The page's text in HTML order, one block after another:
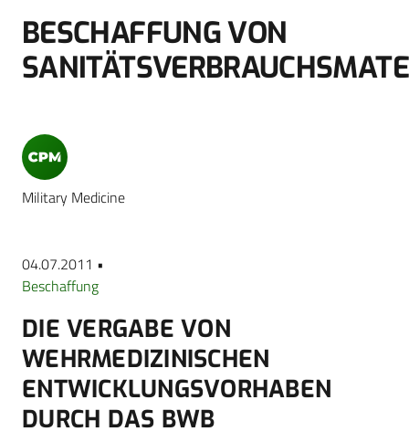
BESCHAFFUNG VON
Military Medicine
04.07.2011 •
Beschaffung
DIE VERGABE VON
WEHRMEDIZINISCHEN
ENTWICKLUNGSVORHABEN
DURCH DAS BWB